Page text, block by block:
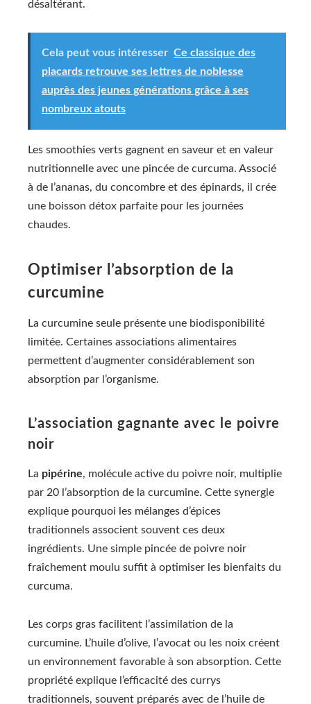
désaltérant.
Cela peut vous intéresser Ce classique des
placards retrouve ses lettres de noblesse
auprès des jeunes générations grâce à ses
nombreux atouts
Les smoothies verts gagnent en saveur et en valeur
nutritionnelle avec une pincée de curcuma. Associé
à de l’ananas, du concombre et des épinards, il crée
une boisson détox parfaite pour les journées
chaudes.
Optimiser l’absorption de la
curcumine
La curcumine seule présente une biodisponibilité
limitée. Certaines associations alimentaires
permettent d’augmenter considérablement son
absorption par l’organisme.
L’association gagnante avec le poivre
noir
La pipérine, molécule active du poivre noir, multiplie
par 20 l’absorption de la curcumine. Cette synergie
explique pourquoi les mélanges d’épices
traditionnels associent souvent ces deux
ingrédients. Une simple pincée de poivre noir
fraîchement moulu suffit à optimiser les bienfaits du
curcuma.
Les corps gras facilitent l’assimilation de la
curcumine. L’huile d’olive, l’avocat ou les noix créent
un environnement favorable à son absorption. Cette
propriété explique l’efficacité des currys
traditionnels, souvent préparés avec de l’huile de